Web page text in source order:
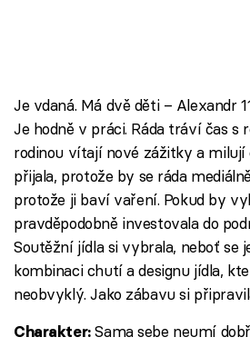
Je vdaná. Má dvě děti – Alexandr
Je hodně v práci. Ráda tráví čas s
rodinou vítají nové zážitky a
přijala, protože by se ráda
protože ji baví vaření. Pokud by
pravděpodobně investovala do
Soutěžní jídla si vybrala, neboť se
kombinaci chutí a designu jídla,
neobvyklý. Jako zábavu si
Charakter:Sama sebe neumí